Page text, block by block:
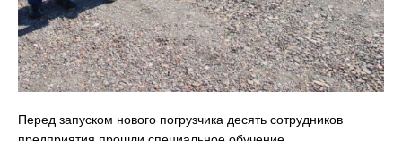
Перед запуском нового погрузчика десять сотрудников